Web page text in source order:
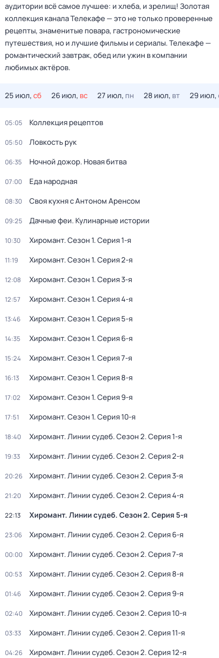
аудитории всё самое лучшее: и хлеба, и зрелищ! Золотая
коллекция канала Телекафе — это не только проверенные
рецепты, знаменитые повара, гастрономические
путешествия, но и лучшие фильмы и сериалы. Телекафе —
романтический завтрак, обед или ужин в компании
любимых актёров.
25 июл,сб 26 июл, вс 27 июл, пн 28 июл, вт 29 июл,
05:05 Коллекция рецептов
05:50 Ловкость рук
06:35 Ночной дожор. Новая битва
07:00 Еда народная
08:30 Своя кухня с Антоном Аренсом
09:25 Дачные феи. Кулинарные истории
10:30 Хиромант. Сезон 1. Серия 1-я
11:19 Хиромант. Сезон 1. Серия 2-я
12:08 Хиромант. Сезон 1. Серия 3-я
12:57 Хиромант. Сезон 1. Серия 4-я
13:46 Хиромант. Сезон 1. Серия 5-я
14:35 Хиромант. Сезон 1. Серия 6-я
15:24 Хиромант. Сезон 1. Серия 7-я
16:13 Хиромант. Сезон 1. Серия 8-я
17:02 Хиромант. Сезон 1. Серия 9-я
17:51 Хиромант. Сезон 1. Серия 10-я
18:40 Хиромант. Линии судеб. Сезон 2. Серия 1-я
19:33 Хиромант. Линии судеб. Сезон 2. Серия 2-я
20:26 Хиромант. Линии судеб. Сезон 2. Серия 3-я
21:20 Хиромант. Линии судеб. Сезон 2. Серия 4-я
22:13 Хиромант. Линии судеб. Сезон 2. Серия 5-я
23:06 Хиромант. Линии судеб. Сезон 2. Серия 6-я
00:00 Хиромант. Линии судеб. Сезон 2. Серия 7-я
00:53 Хиромант. Линии судеб. Сезон 2. Серия 8-я
01:46 Хиромант. Линии судеб. Сезон 2. Серия 9-я
02:40 Хиромант. Линии судеб. Сезон 2. Серия 10-я
03:33 Хиромант. Линии судеб. Сезон 2. Серия 11-я
04:26 Хиромант. Линии судеб. Сезон 2. Серия 12-я